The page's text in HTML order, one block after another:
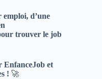
emploi, d’une
trouver le job
EnfanceJob et
! 🚀